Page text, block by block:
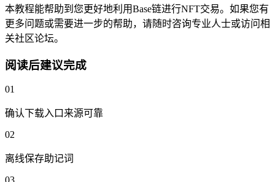
本教程能帮助到您更好地利用Base链进行NFT交易。如果您有
更多问题或需要进一步的帮助，请随时咨询专业人士或访问相
关社区论坛。
阅读后建议完成
01
确认下载入口来源可靠
02
离线保存助记词